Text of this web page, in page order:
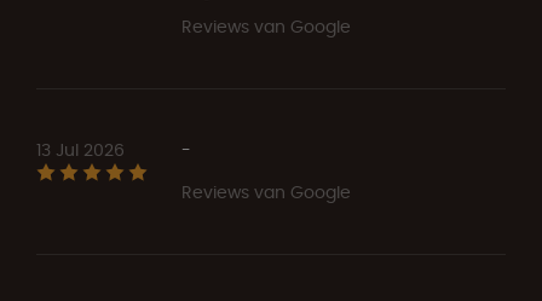
Reviews van Google
13 Jul 2026
-
Reviews van Google